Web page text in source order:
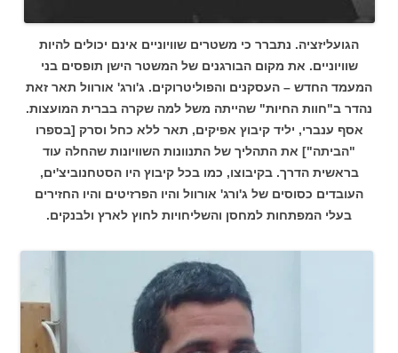
הגועליזציה.נתברר כי משטרים שוויוניים אינם יכולים להיות
שוויוניים. את מקום הבורגנים של המשטר הישן תופסים בני
המעמד החדש – העסקנים והפוליטרוקים. ג'ורג' אורוול תאר זאת
נהדר ב"חוות החיות" שהייתה משל למה שקרה בברית המועצות.
אסף ענברי, יליד קיבוץ אפיקים, תאר ללא כחל וסרק [בספרו
"הביתה"] את התהליך של התנוונות השוויונות שהחלה עוד
בראשית הדרך. בקיבוצו, כמו בכל קיבוץ היו הסטחנוביצ'ים,
העובדים כסוסים של ג'ורג' אורוול והיו הפרזיטים והיו החזירים
בעלי המפתחות למחסן והשליחויות לחוץ לארץ ולבנקים.